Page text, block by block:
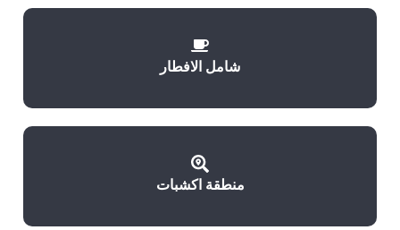
شامل الافطار
منطقة اكشبات